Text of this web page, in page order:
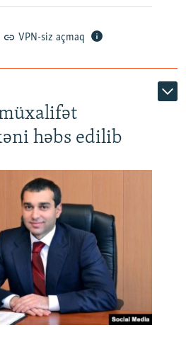
VPN-siz açmaq
həbs edilib